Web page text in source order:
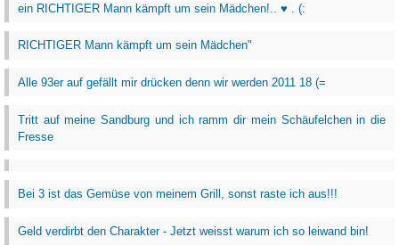
ein RICHTIGER Mann kämpft um sein Mädchen!.. ♥ . (:
RICHTIGER Mann kämpft um sein Mädchen"
Alle 93er auf gefällt mir drücken denn wir werden 2011 18 (=
Tritt auf meine Sandburg und ich ramm dir mein Schäufelchen in die
Fresse
Bei 3 ist das Gemüse von meinem Grill, sonst raste ich aus!!!
Geld verdirbt den Charakter - Jetzt weisst warum ich so leiwand bin!